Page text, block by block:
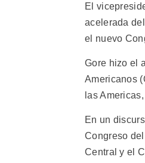
El
acelerada
el nuevo
Gore hizo el
Americanos
las
En un
Congreso
Central y el